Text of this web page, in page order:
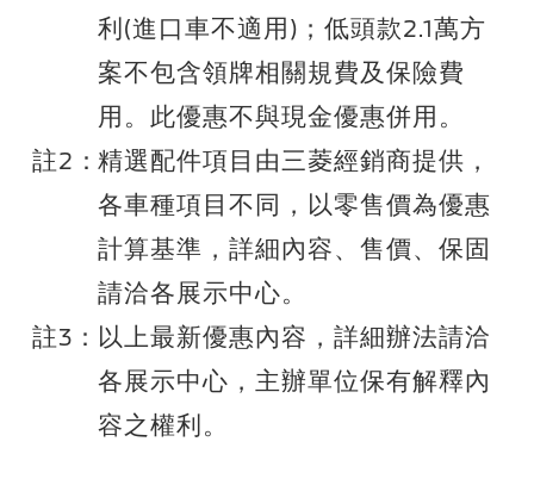
利(進口車不適用)；低頭款2.1萬方
案不包含領牌相關規費及保險費
用。此優惠不與現金優惠併用。
註2：精選配件項目由三菱經銷商提供，
各車種項目不同，以零售價為優惠
計算基準，詳細內容、售價、保固
請洽各展示中心。
註3： 以上最新優惠內容，詳細辦法請洽
各展示中心，主辦單位保有解釋內
容之權利。